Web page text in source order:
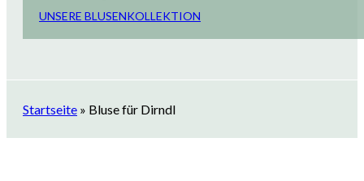
UNSERE BLUSENKOLLEKTION
Startseite » Bluse für Dirndl